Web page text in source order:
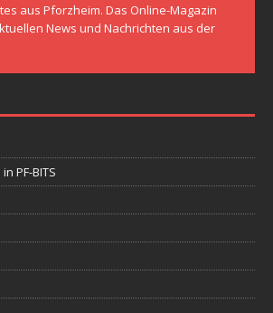
aus Pforzheim. Das Online-Magazin
News und Nachrichten aus der
PF-BITS